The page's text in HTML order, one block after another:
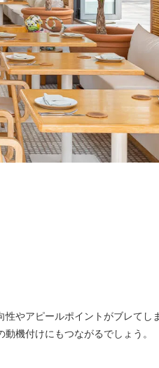
やアピールポイントがブレてし
機付けにもつながるでしょう。